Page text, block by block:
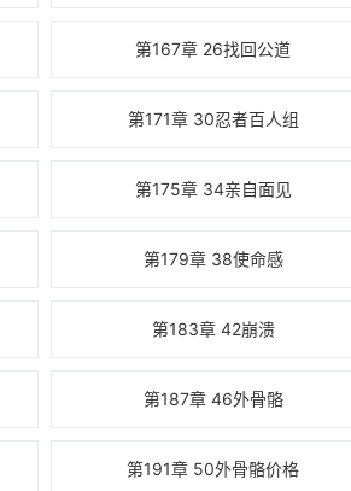
第167章 26找回公道
第171章 30忍者百人组
第175章 34亲自面见
第179章 38使命感
第183章 42崩溃
第187章 46外骨骼
第191章 50外骨骼价格